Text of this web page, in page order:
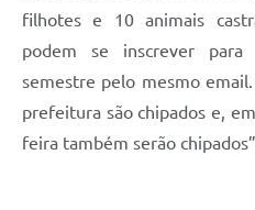
filhotes e 10 animais
podem se inscrever
semestre pelo mesmo
prefeitura são chipados e,
feira também serão